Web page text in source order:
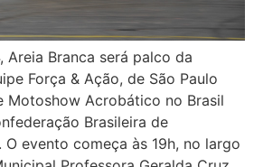
Areia Branca será palco da
Força & Ação, de São Paulo
Motoshow Acrobático no Brasil
Brasileira de
evento começa às 19h, no largo